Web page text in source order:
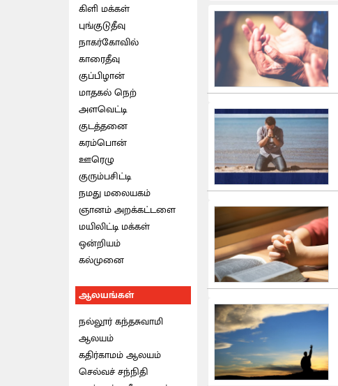
கிளி மக்கள்
புங்குடுதீவு
நாகர்கோவில்
காரைதீவு
குப்பிழான்
மாதகல் நெற்
அளவெட்டி
குடத்தனை
கரம்பொன்
ஊரெழு
குரும்பசிட்டி
நமது மலையகம்
ஞானம் அறக்கட்டளை
மயிலிட்டி மக்கள்
ஒன்றியம்
கல்முனை
ஆலயங்கள்
நல்லூர் கந்தசுவாமி
ஆலயம்
கதிர்காமம் ஆலயம்
செல்வச் சந்நிதி